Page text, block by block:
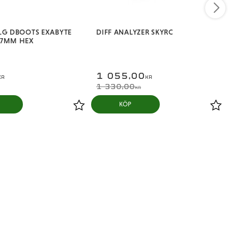
DBOOTS EXABYTE
HEX
DIFF ANALYZER SKYRC
1 055,00 KR
1 330,00KR
KÖP